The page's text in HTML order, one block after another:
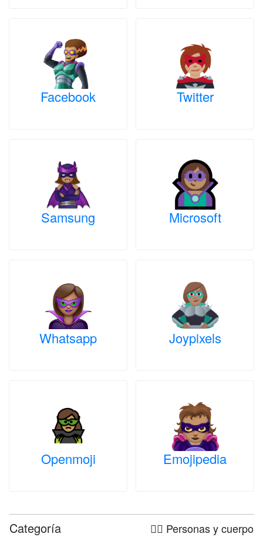
Facebook Twitter
Samsung Microsoft
Whatsapp Joypixels
Openmoji Emojipedia
Categoría 🤦‍♀️ Personas y cuerpo